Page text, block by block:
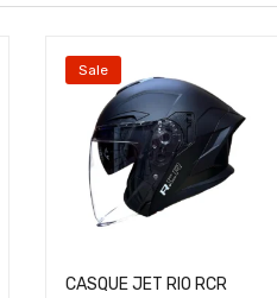
Sale
CASQUE JET RIO RCR